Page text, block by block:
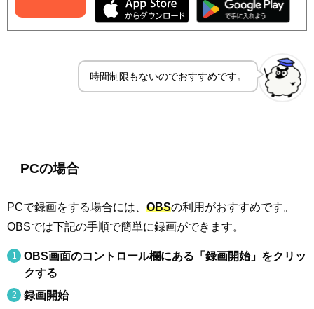
時間制限もないのでおすすめです。
PCの場合
PCで録画をする場合には、 OBSの利用がおすすめです。
OBSでは下記の手順で簡単に録画ができます。
OBS画面のコントロール欄にある「録画開始」をクリッ
クする
録画開始